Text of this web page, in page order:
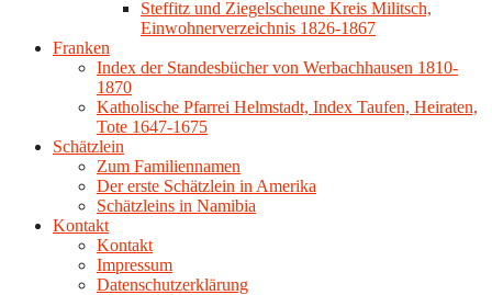
Steffitz und Ziegelscheune Kreis Militsch,
Einwohnerverzeichnis 1826-1867
Franken
Index der Standesbücher von Werbachhausen 1810-
1870
Katholische Pfarrei Helmstadt, Index Taufen, Heiraten,
Tote 1647-1675
Schätzlein
Zum Familiennamen
Der erste Schätzlein in Amerika
Schätzleins in Namibia
Kontakt
Kontakt
Impressum
Datenschutzerklärung